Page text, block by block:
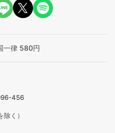
一律 580円
456
く）